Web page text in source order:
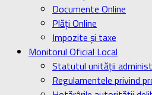
Documente Online
Plăți Online
Impozite și taxe
Monitorul Oficial Local
Statutul unității
Regulamentele privind